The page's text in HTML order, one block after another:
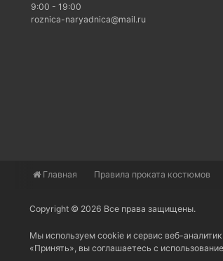
9:00 - 19:00
roznica-naryadnica@mail.ru
Главная ​Правила проката костюмов
Copyright © 2026 Все права защищены.
Мы используем cookie и сервис веб-
«Принять», вы соглашаетесь с